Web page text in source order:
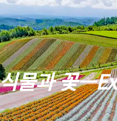
물과 꽃